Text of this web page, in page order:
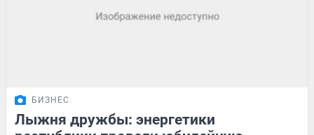
БИЗНЕС
Лыжня дружбы: энергетики